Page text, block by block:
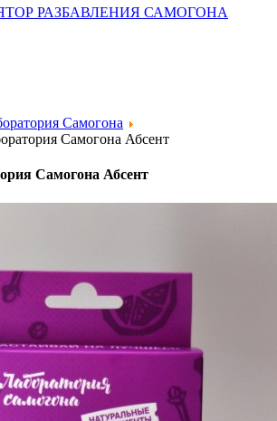
РАЗБАВЛЕНИЯ САМОГОНА
Самогона
Самогона Абсент
Самогона Абсент